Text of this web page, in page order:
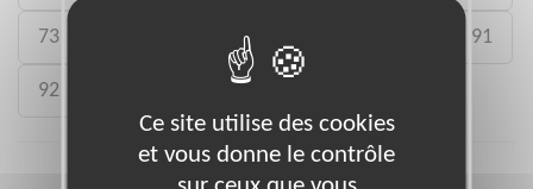
73 78 91
92
Ce site utilise des cookies
et vous donne le contrôle